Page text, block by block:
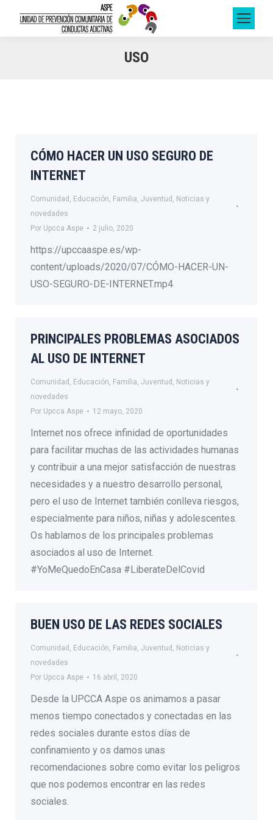
USO
CÓMO HACER UN USO SEGURO DE
INTERNET
Comunidad , Educación, Familia, Juventud , Noticias y
novedades
Por Upcca Aspe 2 julio, 2020
https://upccaaspe.es/wp-
content/uploads/2020/07/CÓMO-HACER-UN-
USO-SEGURO-DE-INTERNET.mp4
PRINCIPALES PROBLEMAS ASOCIADOS
AL USO DE INTERNET
Comunidad , Educación, Familia, Juventud , Noticias y
novedades
Por Upcca Aspe 12 mayo, 2020
Internet nos ofrece infinidad de oportunidades
para facilitar muchas de las actividades humanas
y contribuir a una mejor satisfacción de nuestras
necesidades y a nuestro desarrollo personal,
pero el uso de Internet también conlleva riesgos,
especialmente para niños, niñas y adolescentes.
Os hablamos de los principales problemas
asociados al uso de Internet.
#YoMeQuedoEnCasa #LiberateDelCovid
BUEN USO DE LAS REDES SOCIALES
Comunidad , Educación, Familia, Juventud , Noticias y
novedades
Por Upcca Aspe 16 abril, 2020
Desde la UPCCA Aspe os animamos a pasar
menos tiempo conectados y conectadas en las
redes sociales durante estos días de
confinamiento y os damos unas
recomendaciones sobre como evitar los peligros
que nos podemos encontrar en las redes
sociales.